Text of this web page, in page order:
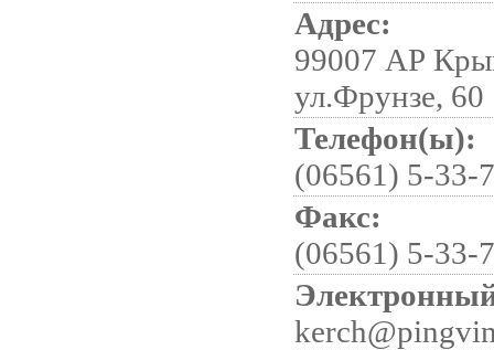
Адрес:
99007 АР
ул.Фрунзе, 60
Телефон(ы):
(06561) 5-33-
Факс:
(06561) 5-33-